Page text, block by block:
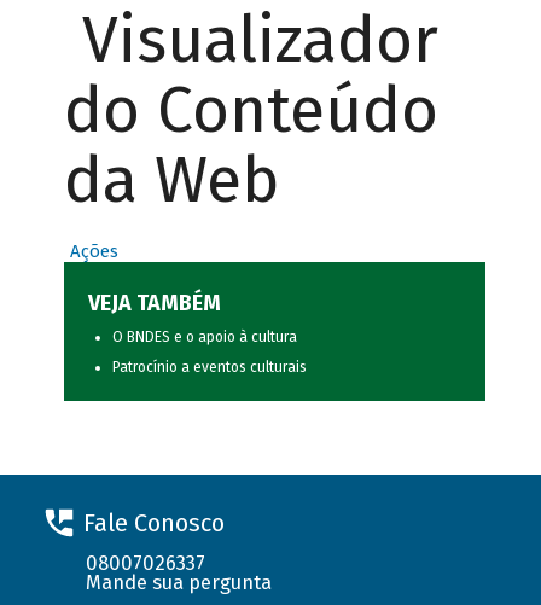
Visualizador
do Conteúdo
da Web
Ações
VEJA TAMBÉM
O BNDES e o apoio à cultura
Patrocínio a eventos culturais
Fale Conosco
08007026337
Mande sua pergunta